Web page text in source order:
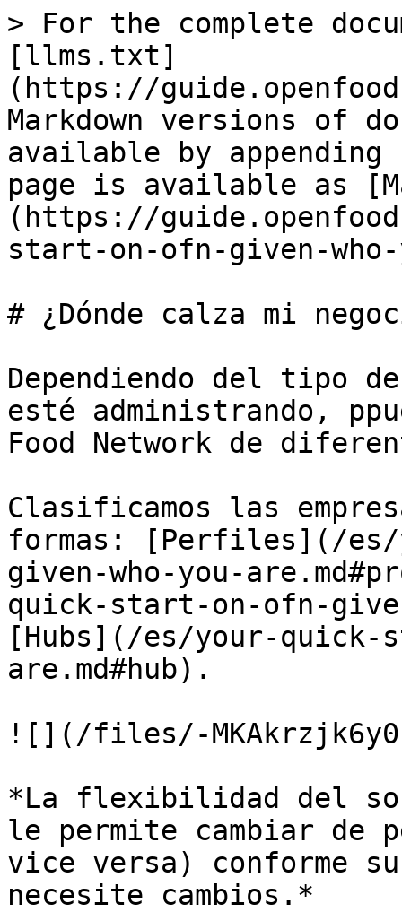
> For the complete
[llms.txt]
(https://
Markdown versions of
available by
page is available as
(https://
start-on-ofn-given-
# ¿Dónde calza mi
Dependiendo del tipo
esté administrando,
Food Network de
Clasificamos las
formas: [Perfiles](/
given-who-you-
quick-start-on-ofn-
[Hubs](/es/your-quick-
are.md#hub).
![](/files/-
*La flexibilidad del
le permite cambiar
vice versa) conforme
necesite cambios.*